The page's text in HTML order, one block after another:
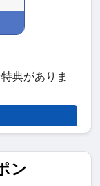
典がありま
ン